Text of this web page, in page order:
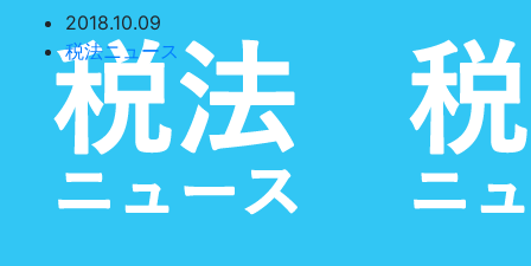
2018.10.09
税法ニュース